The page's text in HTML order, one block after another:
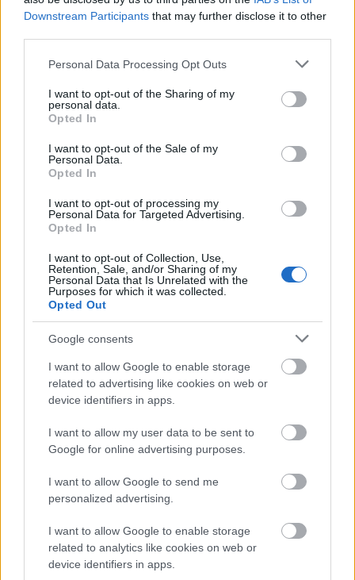
Downstream Participants that may further disclose it to other
Please note that this website/app uses one or more Google
not limited to your visit or usage behaviour. You may click to
grant or deny consent to Google and its third-party tags to
use your data for below specified purposes in below Google
consent section.
Personal Data Processing Opt Outs
I want to opt-out of the Sharing of my
personal data.
Opted In
I want to opt-out of the Sale of my
Personal Data.
Opted In
I want to opt-out of processing my
Personal Data for Targeted Advertising.
Opted In
I want to opt-out of Collection, Use,
Retention, Sale, and/or Sharing of my
Personal Data that Is Unrelated with the
Purposes for which it was collected.
Opted Out
Google consents
I want to allow Google to enable storage
related to advertising like cookies on web or
device identifiers in apps.
I want to allow my user data to be sent to
Google for online advertising purposes.
I want to allow Google to send me
personalized advertising.
I want to allow Google to enable storage
related to analytics like cookies on web or
device identifiers in apps.
Agrárminisztérium: az idén meghosszabbodik a tavaszi
fagykárbejelentés határideje
HÍRLEVÉL
Név
E-mail cím
Feliratkozom a hírlevélre és elfogadom az
adatvédelmi
szabályzatot!
FELIRATKOZÁS
LEGFRISSEBB